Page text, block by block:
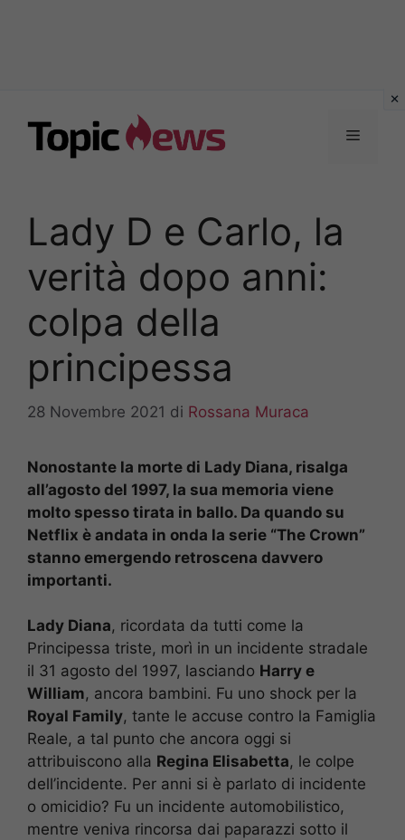
contenuto
Menu
Lady D e Carlo, la
verità dopo anni:
colpa della
principessa
28 Novembre 2021 di Rossana Muraca
Nonostante la morte di Lady Diana, risalga
all’agosto del 1997, la sua memoria viene
molto spesso tirata in ballo. Da quando su
Netflix è andata in onda la serie “The Crown”
stanno emergendo retroscena davvero
importanti.
Lady Diana, ricordata da tutti come la
Principessa triste, morì in un incidente stradale
il 31 agosto del 1997, lasciando Harry e
William, ancora bambini. Fu uno shock per la
Royal Family, tante le accuse contro la Famiglia
Reale, a tal punto che ancora oggi si
attribuiscono alla Regina Elisabetta, le colpe
dell’incidente. Per anni si è parlato di incidente
o omicidio? Fu un incidente automobilistico,
mentre veniva rincorsa dai paparazzi sotto il